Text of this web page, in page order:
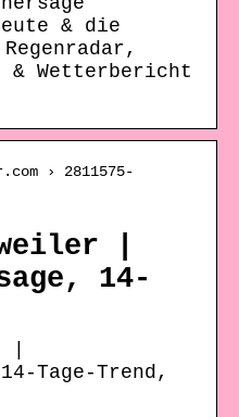
& die
& Wetterbericht
› 2811575-
|
14-
|
Tage-Trend,